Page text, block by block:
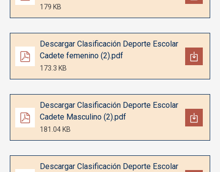
179 KB
Documento
Descargar Clasificación Deporte Escolar
Cadete femenino (2).pdf
173.3 KB
Documento
Descargar Clasificación Deporte Escolar
Cadete Masculino (2).pdf
181.04 KB
Documento
Descargar Clasificación Deporte Escolar